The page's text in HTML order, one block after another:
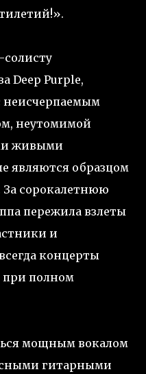
Deep Purple,
неисчерпаемым
неутомимой
живыми
являются образцом
сорокалетнюю
пережила взлеты
и
концерты
при полном
мощным вокалом
гитарными